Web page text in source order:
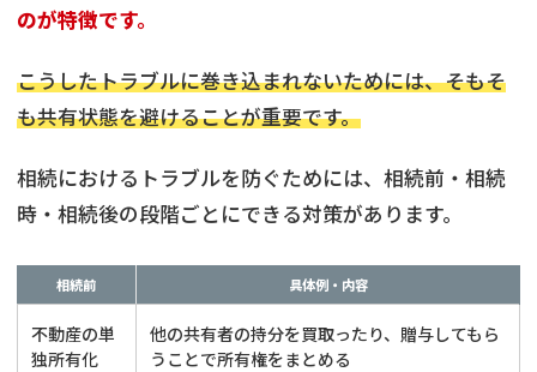
任意売却
アンケート調査
のが特徴です。
こうしたトラブルに巻き込まれないためには、そもそ
も共有状態を避けることが重要です。
相続におけるトラブルを防ぐためには、相続前・相続
時・相続後の段階ごとにできる対策があります。
相続前 具体例・内容
不動産の単
独所有化
他の共有者の持分を買取ったり、贈与してもら
うことで所有権をまとめる